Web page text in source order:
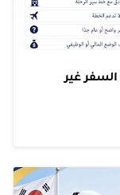
غير